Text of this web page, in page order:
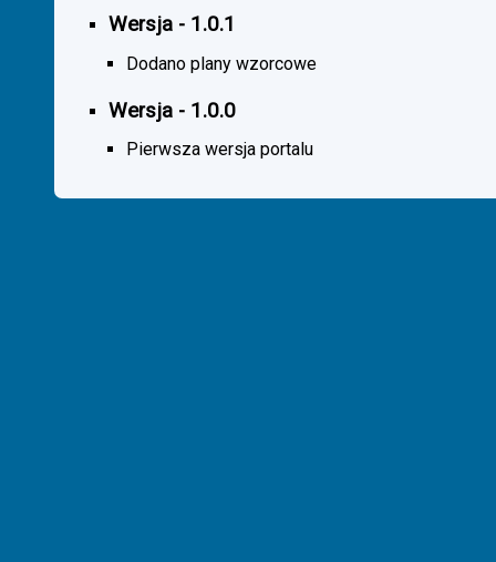
Wersja - 1.0.1
Dodano plany wzorcowe
Wersja - 1.0.0
Pierwsza wersja portalu